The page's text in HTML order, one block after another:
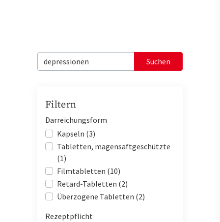
Suchen
Filtern
Darreichungsform
Kapseln (3)
Tabletten, magensaftgeschützte
(1)
Filmtabletten (10)
Retard-Tabletten (2)
Überzogene Tabletten (2)
Rezeptpflicht